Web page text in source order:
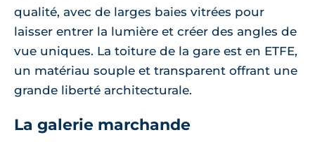
qualité, avec de larges baies vitrées pour
laisser entrer la lumière et créer des angles de
vue uniques. La toiture de la gare est en ETFE,
un matériau souple et transparent offrant une
grande liberté architecturale.
La galerie marchande